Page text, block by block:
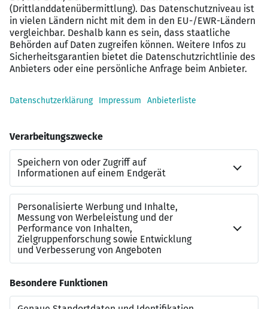
Erstellung von Bilanzanalysen
Sie sind interessiert?
Das freut uns sehr. Bitte bewerben Sie sich über unsere
Sigmaringen
Standort
Hohenzollerische Landesbank Kreissparkasse
Sigmaringen
Leopoldplatz 5
72488 Sigmaringen